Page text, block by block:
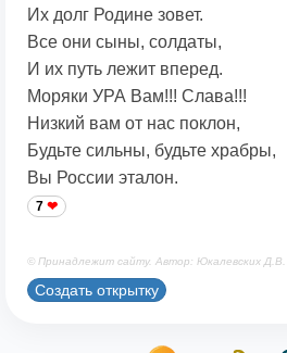
Их долг Родине зовет.
Все они сыны, солдаты,
И их путь лежит вперед.
Моряки УРА Вам!!! Слава!!!
Низкий вам от нас поклон,
Будьте сильны, будьте храбры,
Вы России эталон.
7
© Принадлежит сайту. Автор: Юкалевских Д.В.
Создать открытку